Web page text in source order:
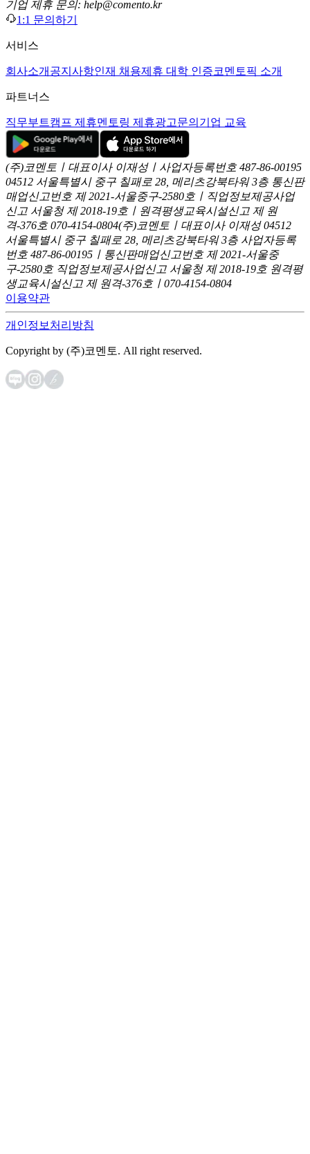
기업 제휴 문의: help@comento.kr
1:1 문의하기
서비스
회사소개 공지사항인재 채용제휴 대학 인증코멘토픽 소개
파트너스
직무부트캠프 제휴멘토링 제휴광고문의 기업 교육
(주)코멘토ㅣ대표이사 이재성ㅣ사업자등록번호 487-86-00195
04512 서울특별시 중구 칠패로 28, 메리츠강북타워 3층 통신판
매업신고번호 제 2021-서울중구-2580호ㅣ직업정보제공사업
신고 서울청 제 2018-19호ㅣ원격평생교육시설신고 제 원
격-376호 070-4154-0804(주)코멘토ㅣ대표이사 이재성 04512
서울특별시 중구 칠패로 28, 메리츠강북타워 3층 사업자등록
번호 487-86-00195ㅣ통신판매업신고번호 제 2021-서울중
구-2580호 직업정보제공사업신고 서울청 제 2018-19호 원격평
생교육시설신고 제 원격-376호ㅣ070-4154-0804
이용약관
개인정보처리방침
Copyright by (주)코멘토. All right reserved.